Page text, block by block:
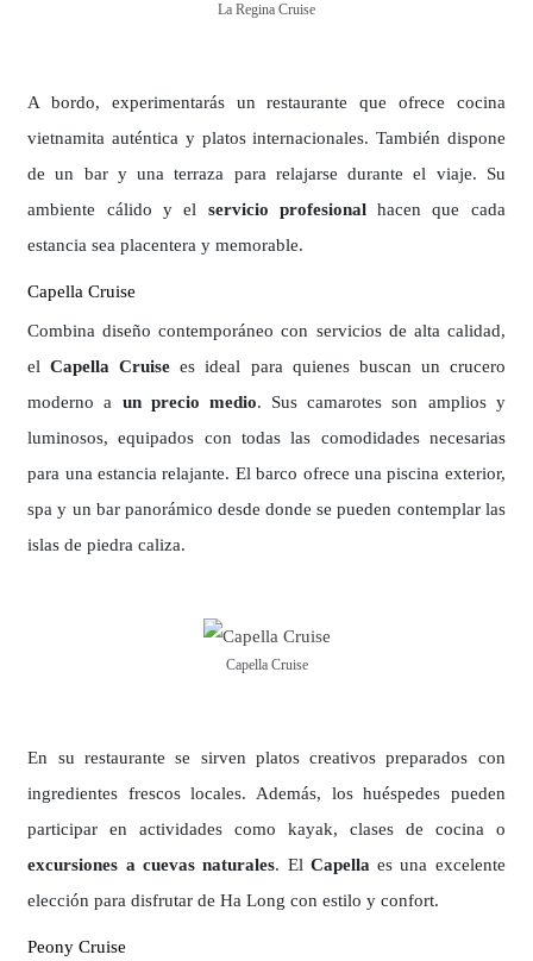
La Regina Cruise
A bordo, experimentarás un restaurante que ofrece cocina
vietnamita auténtica y platos internacionales. También dispone
de un bar y una terraza para relajarse durante el viaje. Su
ambiente cálido y el servicio profesionalhacen que cada
estancia sea placentera y memorable.
Capella Cruise
Combina diseño contemporáneo con servicios de alta calidad,
elCapella Cruise es ideal para quienes buscan un crucero
moderno a un precio medio. Sus camarotes son amplios y
luminosos, equipados con todas las comodidades necesarias
para una estancia relajante. El barco ofrece una piscina exterior,
spa y un bar panorámico desde donde se pueden contemplar las
islas de piedra caliza.
Capella Cruise
En su restaurante se sirven platos creativos preparados con
ingredientes frescos locales. Además, los huéspedes pueden
participar en actividades como kayak, clases de cocina o
excursiones a cuevas naturales. El Capellaes una excelente
elección para disfrutar de Ha Long con estilo y confort.
Peony Cruise